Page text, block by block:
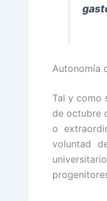
Autonomía
Tal y como
de octubre
o
voluntad